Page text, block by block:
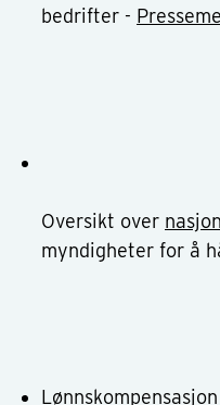
bedrifter -
Oversikt over
myndigheter for å